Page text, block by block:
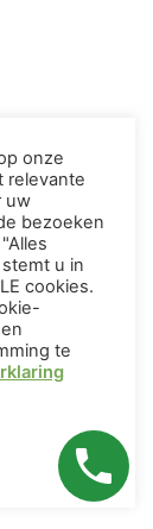
onze
relevante
uw
bezoeken
u in
cookies.
te